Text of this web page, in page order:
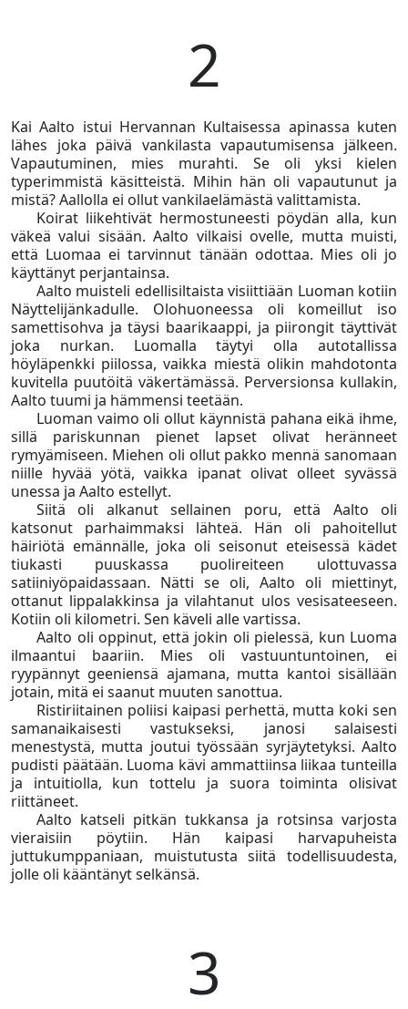
2
Kai Aalto istui Hervannan Kultaisessa apinassa kuten
lähes joka päivä vankilasta vapautumisensa jälkeen.
Vapautuminen, mies murahti. Se oli yksi kielen
typerimmistä käsitteistä. Mihin hän oli vapautunut ja
mistä? Aallolla ei ollut vankilaelämästä valittamista.
Koirat liikehtivät hermostuneesti pöydän alla, kun
väkeä valui sisään. Aalto vilkaisi ovelle, mutta muisti,
että Luomaa ei tarvinnut tänään odottaa. Mies oli jo
käyttänyt perjantainsa.
Aalto muisteli edellisiltaista visiittiään Luoman kotiin
Näyttelijänkadulle. Olohuoneessa oli komeillut iso
samettisohva ja täysi baarikaappi, ja piirongit täyttivät
joka nurkan. Luomalla täytyi olla autotallissa
höyläpenkki piilossa, vaikka miestä olikin mahdotonta
kuvitella puutöitä väkertämässä. Perversionsa kullakin,
Aalto tuumi ja hämmensi teetään.
Luoman vaimo oli ollut käynnistä pahana eikä ihme,
sillä pariskunnan pienet lapset olivat heränneet
rymyämiseen. Miehen oli ollut pakko mennä sanomaan
niille hyvää yötä, vaikka ipanat olivat olleet syvässä
unessa ja Aalto estellyt.
Siitä oli alkanut sellainen poru, että Aalto oli
katsonut parhaimmaksi lähteä. Hän oli pahoitellut
häiriötä emännälle, joka oli seisonut eteisessä kädet
tiukasti puuskassa puolireiteen ulottuvassa
satiiniyöpaidassaan. Nätti se oli, Aalto oli miettinyt,
ottanut lippalakkinsa ja vilahtanut ulos vesisateeseen.
Kotiin oli kilometri. Sen käveli alle vartissa.
Aalto oli oppinut, että jokin oli pielessä, kun Luoma
ilmaantui baariin. Mies oli vastuuntuntoinen, ei
ryypännyt geeniensä ajamana, mutta kantoi sisällään
jotain, mitä ei saanut muuten sanottua.
Ristiriitainen poliisi kaipasi perhettä, mutta koki sen
samanaikaisesti vastukseksi, janosi salaisesti
menestystä, mutta joutui työssään syrjäytetyksi. Aalto
pudisti päätään. Luoma kävi ammattiinsa liikaa tunteilla
ja intuitiolla, kun tottelu ja suora toiminta olisivat
riittäneet.
Aalto katseli pitkän tukkansa ja rotsinsa varjosta
vieraisiin pöytiin. Hän kaipasi harvapuheista
juttukumppaniaan, muistutusta siitä todellisuudesta,
jolle oli kääntänyt selkänsä.
3